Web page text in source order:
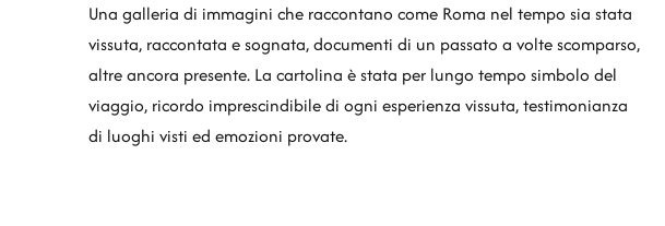
Una galleria di immagini che raccontano come Roma nel tempo sia stata
vissuta, raccontata e sognata, documenti di un passato a volte scomparso,
altre ancora presente. La cartolina è stata per lungo tempo simbolo del
viaggio, ricordo imprescindibile di ogni esperienza vissuta, testimonianza
di luoghi visti ed emozioni provate.